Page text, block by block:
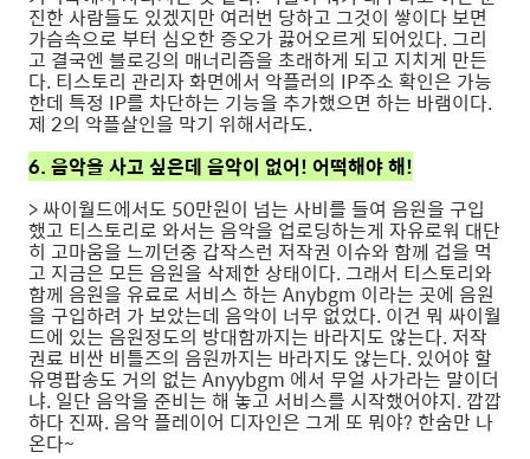
진한 사람들도 있겠지만 여러번 당하고 그것이 쌓이다 보면
가슴속으로 부터 심오한 증오가 끓어오르게 되어있다. 그리
고 결국엔 블로깅의 매너리즘을 초래하게 되고 지치게 만든
다. 티스토리 관리자 화면에서 악플러의 IP주소 확인은 가능
한데 특정 IP를 차단하는 기능을 추가했으면 하는 바램이다.
제 2의 악플살인을 막기 위해서라도.
6. 음악을 사고 싶은데 음악이 없어! 어떡해야 해!
> 싸이월드에서도 50만원이 넘는 사비를 들여 음원을 구입
했고 티스토리로 와서는 음악을 업로딩하는게 자유로워 대단
히 고마움을 느끼던중 갑작스런 저작권 이슈와 함께 겁을 먹
고 지금은 모든 음원을 삭제한 상태이다. 그래서 티스토리와
함께 음원을 유료로 서비스 하는 Anybgm 이라는 곳에 음원
을 구입하려 가 보았는데 음악이 너무 없었다. 이건 뭐 싸이월
드에 있는 음원정도의 방대함까지는 바라지도 않는다. 저작
권료 비싼 비틀즈의 음원까지는 바라지도 않는다. 있어야 할
유명팝송도 거의 없는 Anyybgm 에서 무얼 사가라는 말이더
냐. 일단 음악을 준비는 해 놓고 서비스를 시작했어야지. 깝깝
하다 진짜. 음악 플레이어 디자인은 그게 또 뭐야? 한숨만 나
온다~